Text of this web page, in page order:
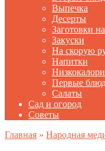
Выпечка
Десерты
Заготовки
Закуски
На скорую
Напитки
Первые
Салаты
Сад и огород
Советы
Главная » Народная